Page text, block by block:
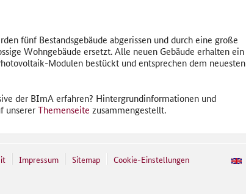
fünf Bestandsgebäude abgerissen und durch eine große
Wohngebäude ersetzt. Alle neuen Gebäude erhalten ein
Modulen bestückt und entsprechen dem neuesten
der BImA erfahren? Hintergrundinformationen und
unsererThemenseite zusammengestellt.
Impressum Sitemap
Cookie-Einstellungen